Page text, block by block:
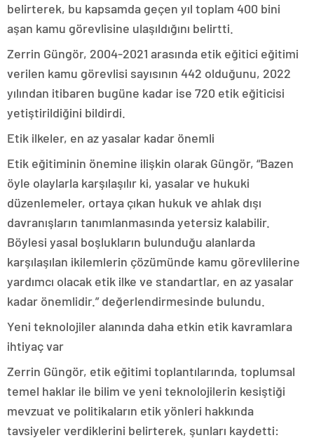
belirterek, bu kapsamda geçen yıl toplam 400 bini
aşan kamu görevlisine ulaşıldığını belirtti.
Zerrin Güngör, 2004-2021 arasında etik eğitici eğitimi
verilen kamu görevlisi sayısının 442 olduğunu, 2022
yılından itibaren bugüne kadar ise 720 etik eğiticisi
yetiştirildiğini bildirdi.
Etik ilkeler, en az yasalar kadar önemli
Etik eğitiminin önemine ilişkin olarak Güngör, “Bazen
öyle olaylarla karşılaşılır ki, yasalar ve hukuki
düzenlemeler, ortaya çıkan hukuk ve ahlak dışı
davranışların tanımlanmasında yetersiz kalabilir.
Böylesi yasal boşlukların bulunduğu alanlarda
karşılaşılan ikilemlerin çözümünde kamu görevlilerine
yardımcı olacak etik ilke ve standartlar, en az yasalar
kadar önemlidir.” değerlendirmesinde bulundu.
Yeni teknolojiler alanında daha etkin etik kavramlara
ihtiyaç var
Zerrin Güngör, etik eğitimi toplantılarında, toplumsal
temel haklar ile bilim ve yeni teknolojilerin kesiştiği
mevzuat ve politikaların etik yönleri hakkında
tavsiyeler verdiklerini belirterek, şunları kaydetti: